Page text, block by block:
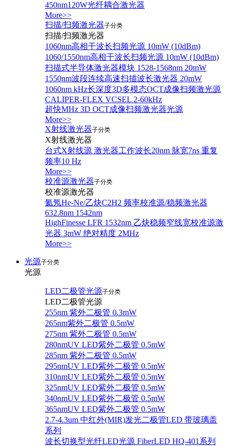
450nm120W光纤耦合激光器
More>>
扫描/扫频激光器子分类
扫描/扫频激光器
1060nm高相干波长扫频光源 10mW (10dBm)
1060/1550nm高相干波长扫频光源 10mW (10dBm)
扫描式半导体激光器模块 1528-1568nm 20mW
1550nm波段连续高速扫描波长激光器 20mW
1060nm kHz长深度3D多模态OCT成像扫频激光源
CALIPER-FLEX VCSEL 2-60kHz
超快MHz 3D OCT成像扫频激光器光源
More>>
X射线激光器子分类
X射线激光器
台式X射线源 激光器工作波长20nm 脉宽7ns 重复
频率10 Hz
More>>
校准源激光器子分类
校准源激光器
氦氖He-Ne/乙炔C2H2 频率校准源/稳频激光器
632.8nm 1542nm
HighFinesse LFR 1532nm 乙炔稳频窄线宽校准源激
光器 3mW 绝对精度 2MHz
More>>
光源子分类
光源
LED二极管光源子分类
LED二极管光源
255nm 紫外二极管 0.3mW
265nm紫外二极管 0.5mW
275nm 紫外二极管 0.5mW
280nmUV LED紫外二极管 0.5mW
285nm 紫外二极管 0.5mW
295nmUV LED紫外二极管 0.5mW
310nmUV LED紫外二极管 0.5mW
325nmUV LED紫外二极管 0.5mW
340nmUV LED紫外二极管 0.5mW
365nmUV LED紫外二极管 0.5mW
2.7-4.3um 中红外(MIR)发光二极管LED 带玻璃盖
系列
波长切换型光纤LED光源 FiberLED HQ-401系列